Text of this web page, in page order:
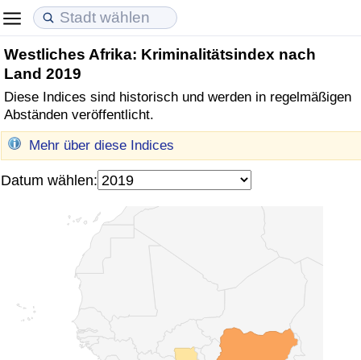
Westliches Afrika: Kriminalitätsindex nach
Land 2019
Diese Indices sind historisch und werden in regelmäßigen
Abständen veröffentlicht.
Mehr über diese Indices
Datum wählen:
Lebenshaltungskosten
Lebenshaltungskosten-Index (aktuell)
Lebenshaltungskosten-Index
Lebenshaltungskosten-Index nach Land
in Akaba
Immobilienpreise
Immobilienpreis-Index (aktuell)
Immobilienpreis-Index
Immobilienpreis-Index nach Land
Lebensqualität
Lebensqualität-Index
Lebensqualität-Index (aktuell)
Lebensqualitätsindex nach Land
Kriminalität
Kriminalitäts-Index (aktuell)
Kriminalitäts-Index
Kriminalitätsindex nach Land